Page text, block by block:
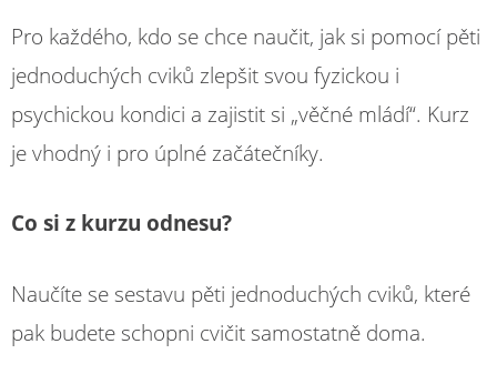
Pro každého, kdo se chce naučit, jak si pomocí pěti
jednoduchých cviků zlepšit svou fyzickou i
psychickou kondici a zajistit si „věčné mládí“. Kurz
je vhodný i pro úplné začátečníky.
Co si z kurzu odnesu?
Naučíte se sestavu pěti jednoduchých cviků, které
pak budete schopni cvičit samostatně doma.